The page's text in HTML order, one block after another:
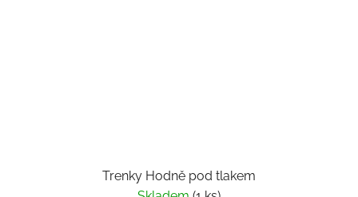
Trenky Hodně pod tlakem